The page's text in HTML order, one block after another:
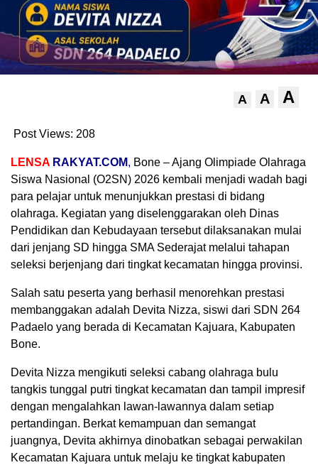
A A A
Post Views: 208
LENSA RA KYAT.COM, Bone – Ajang Olimpiade Olahraga
Siswa Nasional (O2SN) 2026 kembali menjadi wadah bagi
para pelajar untuk menunjukkan prestasi di bidang
olahraga. Kegiatan yang diselenggarakan oleh Dinas
Pendidikan dan Kebudayaan tersebut dilaksanakan mulai
dari jenjang SD hingga SMA Sederajat melalui tahapan
seleksi berjenjang dari tingkat kecamatan hingga provinsi.
Salah satu peserta yang berhasil menorehkan prestasi
membanggakan adalah Devita Nizza, siswi dari SDN 264
Padaelo yang berada di Kecamatan Kajuara, Kabupaten
Bone.
Devita Nizza mengikuti seleksi cabang olahraga bulu
tangkis tunggal putri tingkat kecamatan dan tampil impresif
dengan mengalahkan lawan-lawannya dalam setiap
pertandingan. Berkat kemampuan dan semangat
juangnya, Devita akhirnya dinobatkan sebagai perwakilan
Kecamatan Kajuara untuk melaju ke tingkat kabupaten